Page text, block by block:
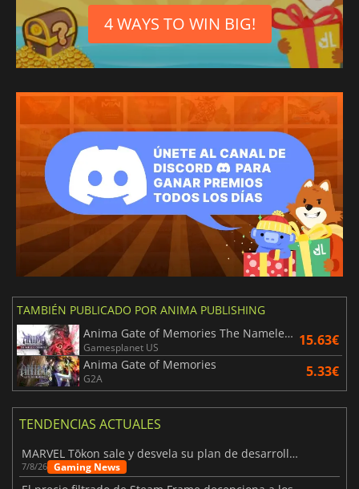
4 WAYS TO WIN BIG!
TAMBIÉN PUBLICADO POR ANIMA PUBLISHING
Anima Gate of Memories The Nameless Chronicles
Gamesplanet US 15.63€
Anima Gate of Memories
G2A 5.33€
TENDENCIAS ACTUALES
MARVEL Tōkon sale y desvela su plan de desarrollo para el primer año
7/8/26 Gaming News